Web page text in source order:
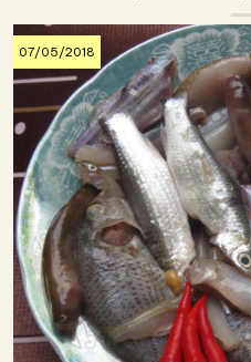
07/05/2018